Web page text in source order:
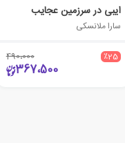
ایبی در سرزمین عجایب
سارا ملانسکی
٪25 490،000
367،500